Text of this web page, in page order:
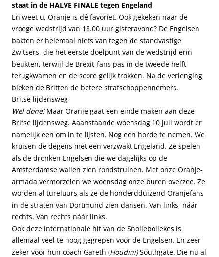
staat in de HALVE FINALE tegen Engeland.
En weet u, Oranje is dé favoriet. Ook gekeken naar de
vroege wedstrijd van 18.00 uur gisteravond? De Engelsen
bakten er helemaal niets van tegen de standvastige
Zwitsers, die het eerste doelpunt van de wedstrijd erin
beukten, terwijl de Brexit-fans pas in de tweede helft
terugkwamen en de score gelijk trokken. Na de verlenging
bleken de Britten de betere strafschoppennemers.
Britse lijdensweg
Wel done!Maar Oranje gaat een einde maken aan deze
Britse lijdensweg. Aaanstaande woensdag 10 juli wordt er
namelijk een om in te lijsten. Nog een horde te nemen. We
kruisen de degens met een verzwakt Engeland. Ze spelen
als de dronken Engelsen die we dagelijks op de
Amsterdamse wallen zien rondstruinen. Met onze Oranje-
armada vermorzelen we woensdag onze buren overzee. Ze
worden al tureluurs als ze de honderdduizend Oranjefans
in de straten van Dortmund zien dansen. Van links, náár
rechts. Van rechts náár links.
Ook deze internationale hit van de Snollebollekes is
allemaal veel te hoog gegrepen voor de Engelsen. En zeer
zeker voor hun coach Gareth (Houdini)Southgate. Die nu al